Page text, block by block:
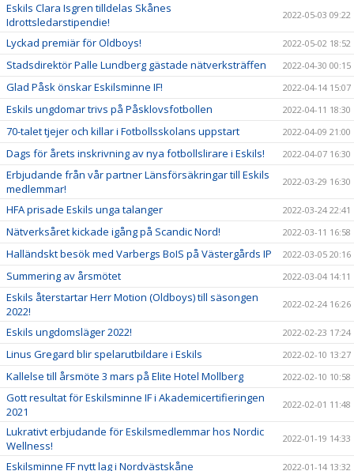
Eskils Clara Isgren tilldelas Skånes
Idrottsledarstipendie!
2022-05-03 09:22
Lyckad premiär för Oldboys! 2022-05-02 18:52
Stadsdirektör Palle Lundberg gästade nätverksträffen 2022-04-30 00:15
Glad Påsk önskar Eskilsminne IF! 2022-04-14 15:07
Eskils ungdomar trivs på Påsklovsfotbollen 2022-04-11 18:30
70-talet tjejer och killar i Fotbollsskolans uppstart 2022-04-09 21:00
Dags för årets inskrivning av nya fotbollslirare i Eskils! 2022-04-07 16:30
Erbjudande från vår partner Länsförsäkringar till Eskils
medlemmar!
2022-03-29 16:30
HFA prisade Eskils unga talanger 2022-03-24 22:41
Nätverksåret kickade igång på Scandic Nord! 2022-03-11 16:58
Halländskt besök med Varbergs BoIS på Västergårds IP 2022-03-05 20:16
Summering av årsmötet 2022-03-04 14:11
Eskils återstartar Herr Motion (Oldboys) till säsongen
2022!
2022-02-24 16:26
Eskils ungdomsläger 2022! 2022-02-23 17:24
Linus Gregard blir spelarutbildare i Eskils 2022-02-10 13:27
Kallelse till årsmöte 3 mars på Elite Hotel Mollberg 2022-02-10 10:58
Gott resultat för Eskilsminne IF i Akademicertifieringen
2021
2022-02-01 11:48
Lukrativt erbjudande för Eskilsmedlemmar hos Nordic
Wellness!
2022-01-19 14:33
Eskilsminne FF nytt lag i Nordvästskåne 2022-01-14 13:32